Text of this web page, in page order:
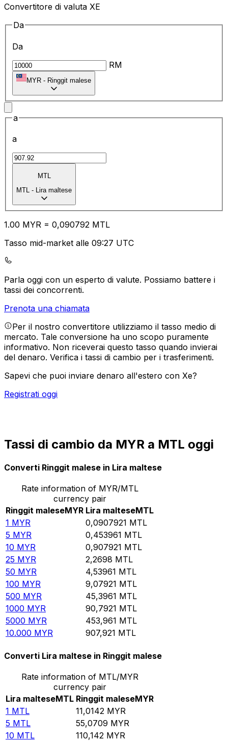
Convertitore di valuta XE
Da
Da
RM
MYR - Ringgit malese
a
a
MTL
MTL - Lira maltese
1.00 MYR = 0,090792 MTL
Tasso mid-market alle 09:27 UTC
Parla oggi con un esperto di valute. Possiamo battere i
tassi dei concorrenti.
Prenota una chiamata
Per il nostro convertitore utilizziamo il tasso medio di
mercato. Tale conversione ha uno scopo puramente
informativo. Non riceverai questo tasso quando invierai
del denaro. Verifica i tassi di cambio per i trasferimenti.
Sapevi che puoi inviare denaro all'estero con Xe?
Registrati oggi
Tassi di cambio da MYR a MTL oggi
Converti Ringgit malese in Lira maltese
Rate information of MYR/MTL
currency pair
Ringgit maleseMYR Lira malteseMTL
1 MYR 0,0907921 MTL
5 MYR 0,453961 MTL
10 MYR 0,907921 MTL
25 MYR 2,2698 MTL
50 MYR 4,53961 MTL
100 MYR 9,07921 MTL
500 MYR 45,3961 MTL
1000 MYR 90,7921 MTL
5000 MYR 453,961 MTL
10.000 MYR 907,921 MTL
Converti Lira maltese in Ringgit malese
Rate information of MTL/MYR
currency pair
Lira malteseMTL Ringgit maleseMYR
1 MTL 11,0142 MYR
5 MTL 55,0709 MYR
10 MTL 110,142 MYR